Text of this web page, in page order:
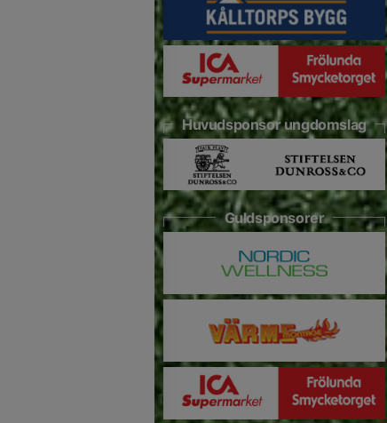
Huvudsponsor ungdomslag
Guldsponsorer